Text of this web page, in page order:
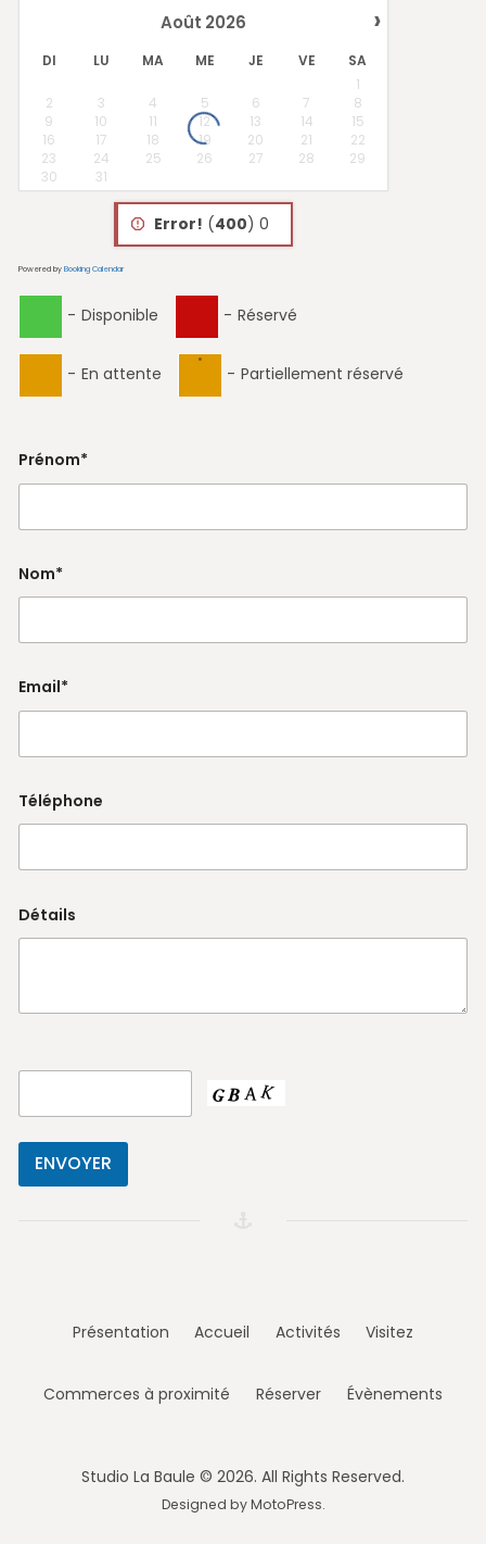
›
Août 2026
DI LU MA ME JE VE
SA
1
2
3 4 5 6 7
8
9
10 11 12 13 14
15
16
17 18 19 20 21
22
23
24 25 26 27 28
29
30
31
Error! (400) 0
Powered by Booking Calendar
- Disponible - Réservé
- En attente
·
- Partiellement réservé
Prénom*
Nom*
Email*
Téléphone
Détails
Présentation Accueil Activités Visitez
Commerces à proximité Réserver Évènements
Studio La Baule © 2026. All Rights Reserved.
Designed byMotoPress.